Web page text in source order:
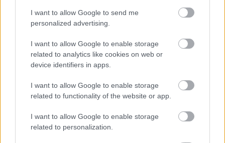
I want to allow Google to send me
personalized advertising.
I want to allow Google to enable storage
related to analytics like cookies on web or
device identifiers in apps.
I want to allow Google to enable storage
related to functionality of the website or app.
I want to allow Google to enable storage
related to personalization.
reklámhadjáratot, a pasidról pedig kiderül, hogy
mégsem megcsontosodott agglegény.